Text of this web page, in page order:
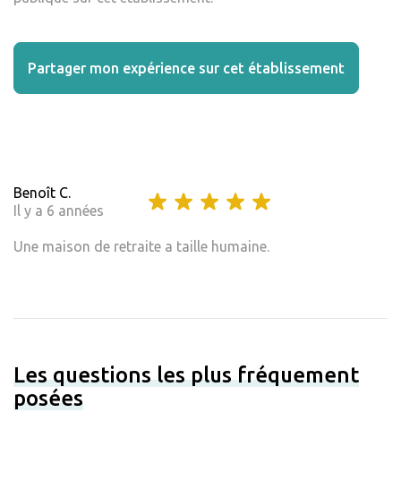
Partager mon expérience sur cet établissement
Benoît C.
Il y a 6 années
Une maison de retraite a taille humaine.
Les questions les plus fréquement
posées